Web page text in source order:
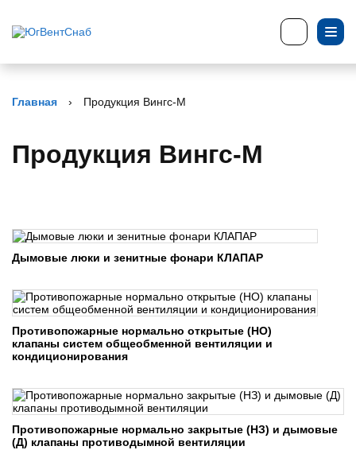
Главная › Продукция Вингс-М
Продукция Вингс-М
Дымовые люки и зенитные фонари КЛАПАР
Противопожарные нормально открытые (НО)
клапаны систем общеобменной вентиляции и
кондиционирования
Противопожарные нормально закрытые (НЗ) и дымовые
(Д) клапаны противодымной вентиляции